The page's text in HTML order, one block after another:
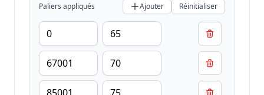
Paliers appliqués Ajouter Réinitialiser